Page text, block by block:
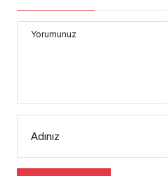
Yorumunuz
Adınız